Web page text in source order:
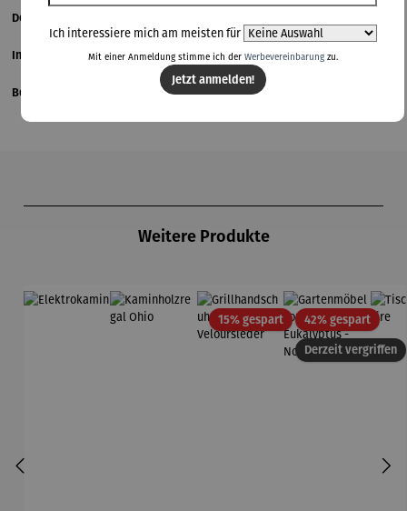
Details
Informationen zum Hersteller
Bewertungen
Weitere Produkte
15% gespartRabatt
Derzeit vergriffen
42% gespartRabatt
Ich interessiere mich am meisten für
Mit einer Anmeldung stimme ich der Werbevereinbarungzu.
Jetzt anmelden!